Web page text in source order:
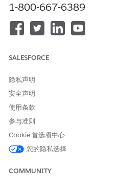
SurveyVersion
SurveyPage
SurveyInvitation
SurveyQuestionChoice
SurveyResponseOffline
如果用户也想要在移动设备中查看
对象配置数据库模式。选择类型为
SurveyResponse
SurveyQuestionResponse
库模式，并选择数据作为类型。
1-800-667-6389
SALESFORCE
隐私声明
安全声明
使用条款
参与准则
Cookie 首选项中心
您的隐私选择
COMMUNITY